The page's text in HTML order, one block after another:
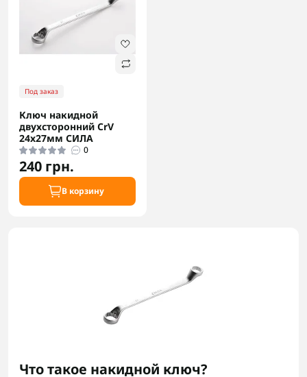
Под заказ
Ключ накидной
двухсторонний CrV
24x27мм СИЛА
0
240 грн.
В корзину
Что такое накидной ключ?